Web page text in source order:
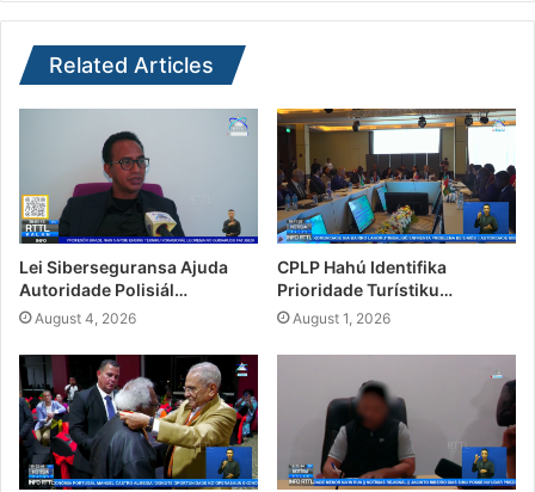
Related Articles
Lei Siberseguransa Ajuda
Autoridade Polisiál…
August 4, 2026
CPLP Hahú Identifika
Prioridade Turístiku…
August 1, 2026